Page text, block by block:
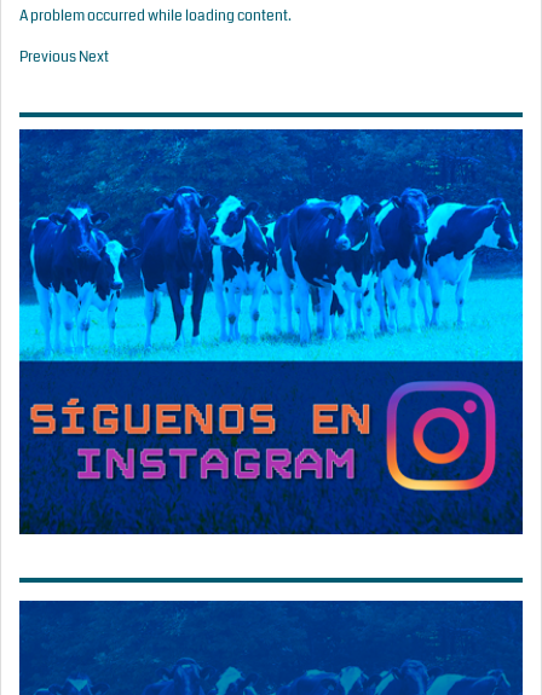
A problem occurred while loading content.
PreviousNext